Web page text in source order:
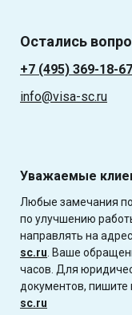
Остались
+7 (495) 369-18-67
info@visa-sc.ru
Уважаемые
Любые замечания
по улучшению
направлять на
sc.ru . Ваше
часов. Для
документов, пишите
sc.ru